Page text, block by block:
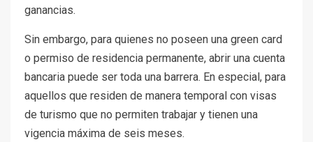
ganancias.
Sin embargo, para quienes no poseen una green card
o permiso de residencia permanente, abrir una cuenta
bancaria puede ser toda una barrera. En especial, para
aquellos que residen de manera temporal con visas
de turismo que no permiten trabajar y tienen una
vigencia máxima de seis meses.